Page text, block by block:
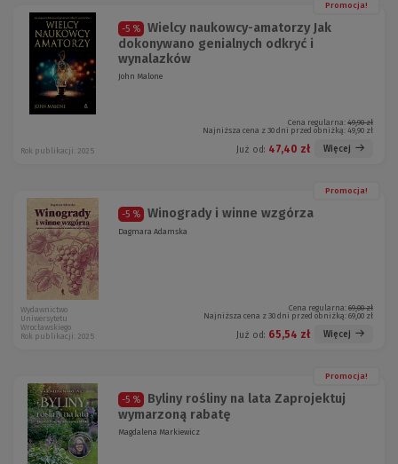
Promocja!
-5 %
Wielcy naukowcy-amatorzy Jak
dokonywano genialnych odkryć i
wynalazków
John Malone
Cena regularna: 49,90 zł
Najniższa cena z 30 dni przed obniżką: 49,90 zł
Już od: 47,40 zł Więcej
Rok publikacji: 2025
Promocja!
-5 % Winogrady i winne wzgórza
Dagmara Adamska
Cena regularna: 69,00 zł
Najniższa cena z 30 dni przed obniżką: 69,00 zł
Już od: 65,54 zł Więcej
Wydawnictwo
Uniwersytetu
Wrocławskiego
Rok publikacji: 2025
Promocja!
-5 %
Byliny rośliny na lata Zaprojektuj
wymarzoną rabatę
Magdalena Markiewicz